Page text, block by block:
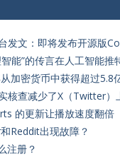
发文：即将发布开源版
能”的传言在人工智能推
加密货币中获得超过5.8
核查减少了X（Twitter）
的更新让播放速度翻倍
Reddit出现故障？
注册？